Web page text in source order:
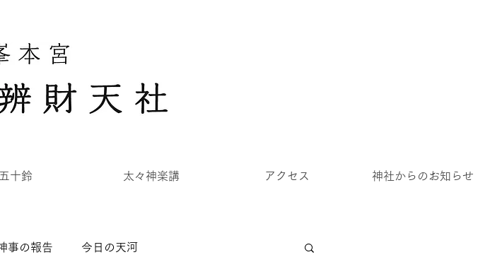
五十鈴 太々神楽講 アクセス 神社からのお知らせ
事の報告 今日の天河